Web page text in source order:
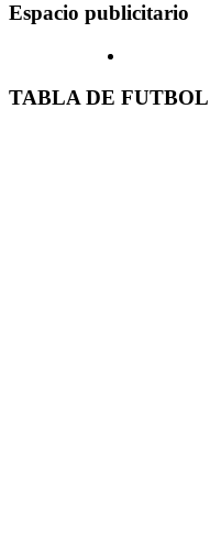
Espacio publicitario
TABLA DE FUTBOL